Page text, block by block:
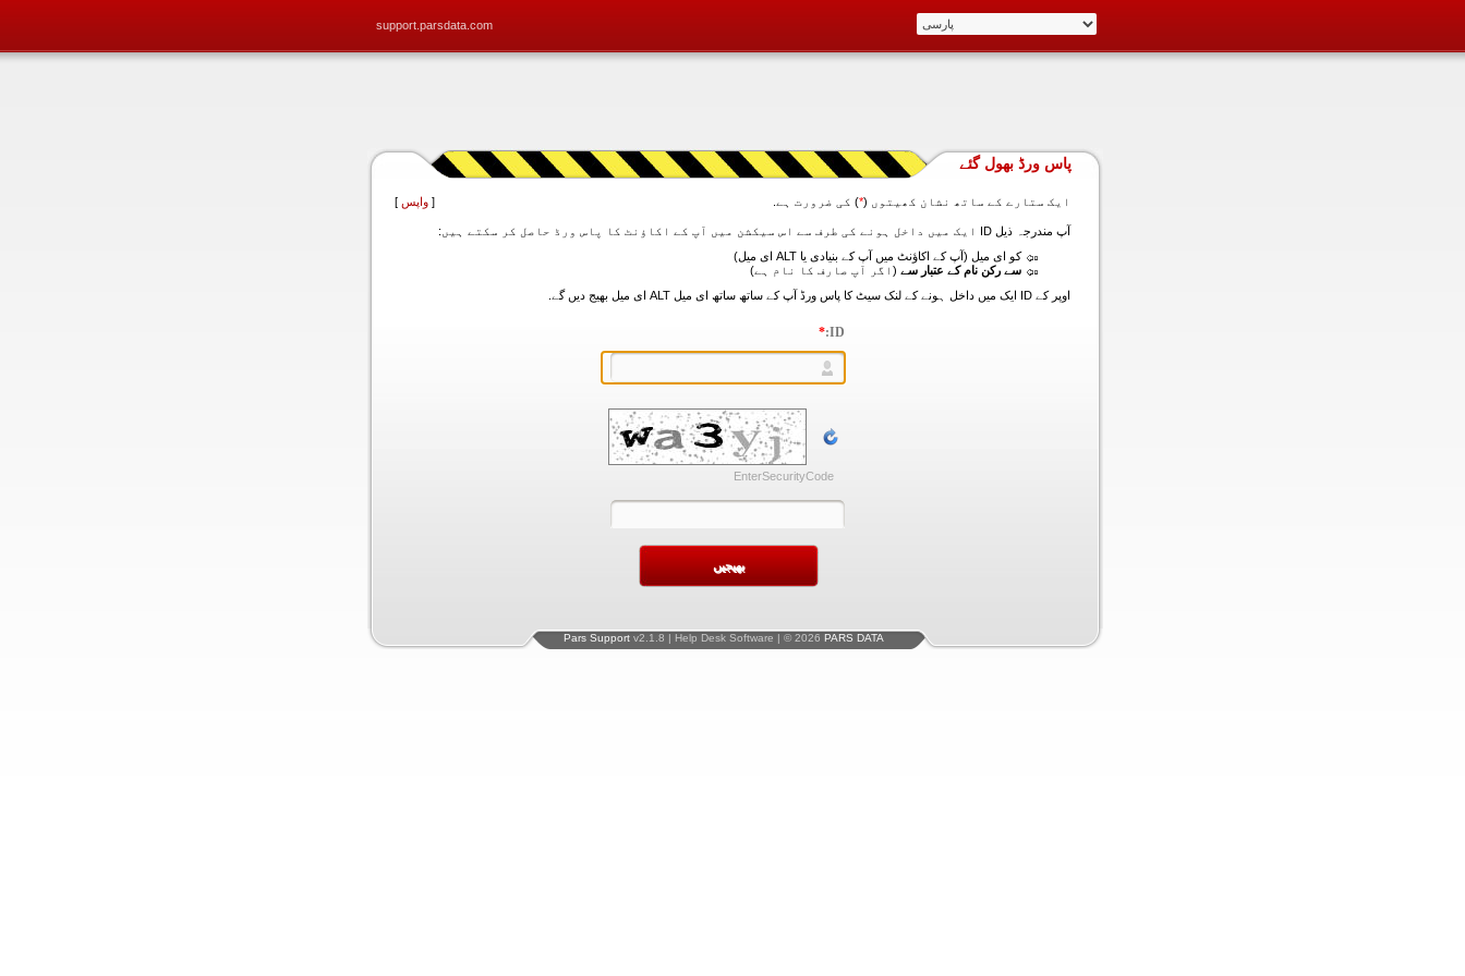
support.parsdata.com
پاس ورڈ بھول گئے
ایک ستارے کے ساتھ نشان کھیتوں (*) کی ضرورت ہے. [ واپس ]
آپ مندرجہ ذیل ID ایک میں داخل ہونے کی طرف سے اس سیکشن میں آپ کے اکاؤنٹ کا پاس ورڈ حاصل کر سکتے ہیں:
کو ای میل (آپ کے اکاؤنٹ میں آپ کے بنیادی یا ALT ای میل)
سے رکن نام کے عتبار سے (اگر آپ صارف کا نام ہے)
اوپر کے ID ایک میں داخل ہونے کے لنک سیٹ کا پاس ورڈ آپ کے ساتھ ساتھ ای میل ALT ای میل بھیج دیں گے.
ID:
*
EnterSecurityCode
Pars Support v2.1.8 | Help Desk Software | © 2026 PARS DATA